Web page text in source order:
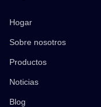
Hogar
Sobre nosotros
Productos
Noticias
Blog